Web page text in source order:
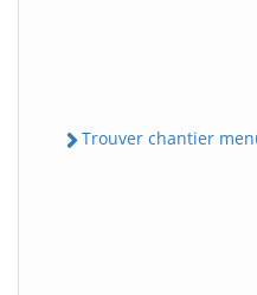
Trouver chantier